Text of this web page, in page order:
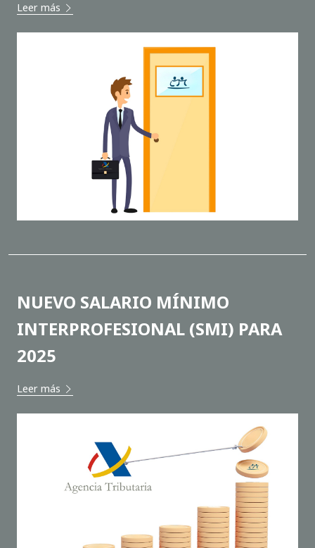
Leer más
NUEVO SALARIO MÍNIMO
INTERPROFESIONAL (SMI) PARA
2025
Leer más